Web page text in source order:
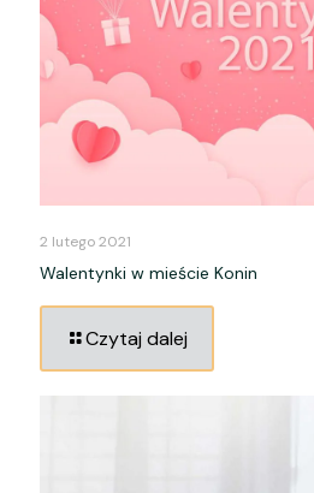
2 lutego 2021
Walentynki w mieście Konin
Czytaj dalej